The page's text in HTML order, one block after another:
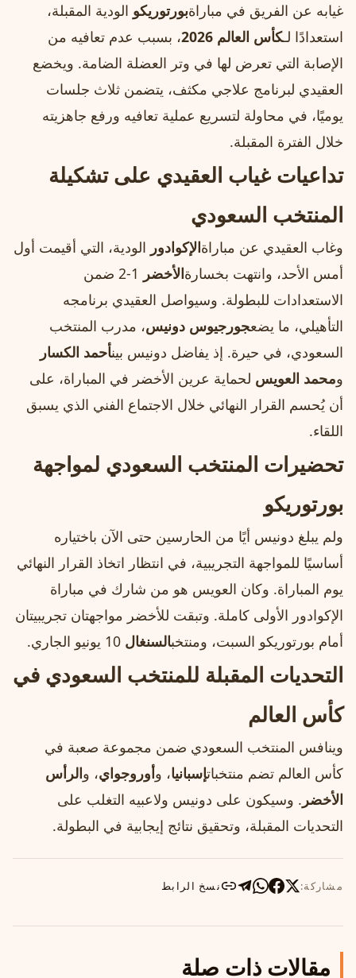
غيابه عن الفريق في مباراةبورتوريكو الودية المقبلة،
استعدادًا لـكأس العالم 2026
، بسبب عدم تعافيه من
الإصابة التي تعرض لها في وتر العضلة الضامة. ويخضع
العقيدي لبرنامج علاجي مكثف، يتضمن ثلاث جلسات
يوميًا، في محاولة لتسريع عملية تعافيه ورفع جاهزيته
خلال الفترة المقبلة.
تداعيات غياب العقيدي على تشكيلة
المنتخب السعودي
وغاب العقيدي عن مباراةالإكوادور الودية، التي أقيمت أول
أمس الأحد، وانتهت بخسارةالأخضر
1-2 ضمن
الاستعدادات للبطولة. وسيواصل العقيدي برنامجه
التأهيلي، ما يضعجورجيوس دونيس، مدرب المنتخب
السعودي، في حيرة. إذ يفاضل دونيس بينأحمد الكسار
ومحمد العويس لحماية عرين الأخضر في المباراة، على
أن يُحسم القرار النهائي خلال الاجتماع الفني الذي يسبق
اللقاء.
تحضيرات المنتخب السعودي لمواجهة
بورتوريكو
ولم يبلغ دونيس أيًا من الحارسين حتى الآن باختياره
أساسيًا للمواجهة التجريبية، في انتظار اتخاذ القرار النهائي
يوم المباراة. وكان العويس هو من شارك في مباراة
الإكوادور الأولى كاملة. وتبقت للأخضر مواجهتان تجريبيتان
أمام بورتوريكو السبت، ومنتخبالسنغال
التحديات المقبلة للمنتخب السعودي في
كأس العالم
وينافس المنتخب السعودي ضمن مجموعة صعبة في
كأس العالم تضم منتخباتإسبانيا، وأوروجواي، والرأس
الأخضر . وسيكون على دونيس ولاعبيه التغلب على
التحديات المقبلة، وتحقيق نتائج إيجابية في البطولة.
مشاركة: نسخ الرابط
مقالات ذات صلة